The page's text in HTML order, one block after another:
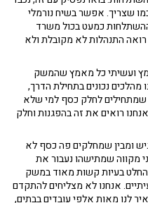
שצריך. אפשר בשיח נורמלי
כמעט בכול משרד
התנהלות לא מקובלת ולא
ועשיתי כל מאמץ שהמשק
נכונים בתחילת הדרך,
שמתחילים לחלק כסף למי שלא
רואים את זה בהפגנות וחלק
ומבין שמחלקים פה כסף לא
מקווה שמתישהו נעבור את
בעיות קשות מאוד במשק
אנחנו לא מצליחים להתקדם
לנו מאות אלפי עובדים בבתים,